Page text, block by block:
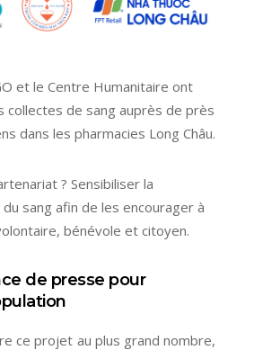
et le Centre Humanitaire ont
collectes de sang auprès de près
dans les pharmacies Long Châu.
? Sensibiliser la
sang afin de les encourager à
bénévole et citoyen.
de presse pour
ce projet au plus grand nombre,